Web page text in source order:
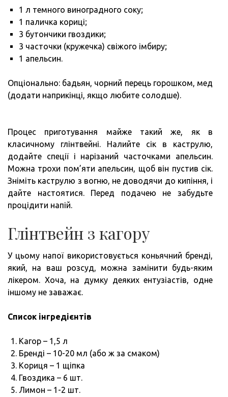
1 л темного виноградного соку;
1 паличка кориці;
3 бутончики гвоздики;
3 часточки (кружечка) свіжого імбиру;
1 апельсин.
Опціонально: бадьян, чорний перець горошком, мед
(додати наприкінці, якщо любите солодше).
Процес приготування майже такий же, як в
класичному глінтвейні. Налийте сік в каструлю,
додайте спеції і нарізаний часточками апельсин.
Можна трохи пом’яти апельсин, щоб він пустив сік.
Зніміть каструлю з вогню, не доводячи до кипіння, і
дайте настоятися. Перед подачею не забудьте
процідити напій.
Глінтвейн з кагору
У цьому напої використовується коньячний бренді,
який, на ваш розсуд, можна замінити будь-яким
лікером. Хоча, на думку деяких ентузіастів, одне
іншому не заважає.
Список інгредієнтів
Кагор – 1,5 л
Бренді – 10-20 мл (або ж за смаком)
Кориця – 1 щіпка
Гвоздика – 6 шт.
Лимон – 1-2 шт.